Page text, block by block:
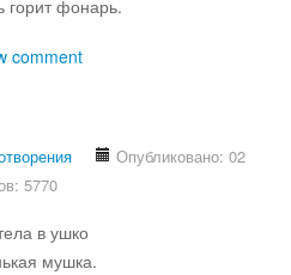
горит фонарь.
comment
Опубликовано: 02
5770
в ушко
мушка.